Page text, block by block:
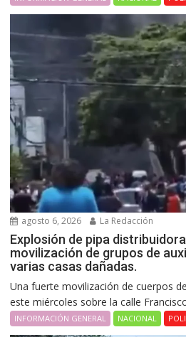
agosto 6, 2026 La Redacción
Explosión de pipa
movilización de grupos de
varias casas dañadas.
Una fuerte movilización de cuerpos
este miércoles sobre la calle
INFORMACIÓN GENERAL NACIONAL